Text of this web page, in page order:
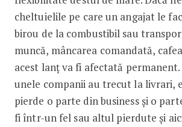
cheltuielile pe care un angajat le
birou de la combustibil sau
muncă, mâncarea comandată,
acest lanț va fi afectată permanent.
unele companii au trecut la livrari,
pierde o parte din business și o
fi într-un fel sau altul pierdute și